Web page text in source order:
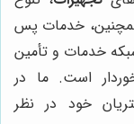
خدمات پس
خدمات و تأمین
است. ما در
خود در نظر